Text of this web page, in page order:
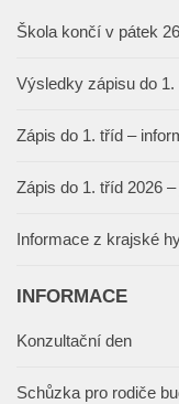
Škola končí v pátek
Výsledky zápisu do 1.
Zápis do 1. tříd –
Zápis do 1. tříd 2026
Informace z krajské
INFORMACE
Konzultační den
Schůzka pro rodiče